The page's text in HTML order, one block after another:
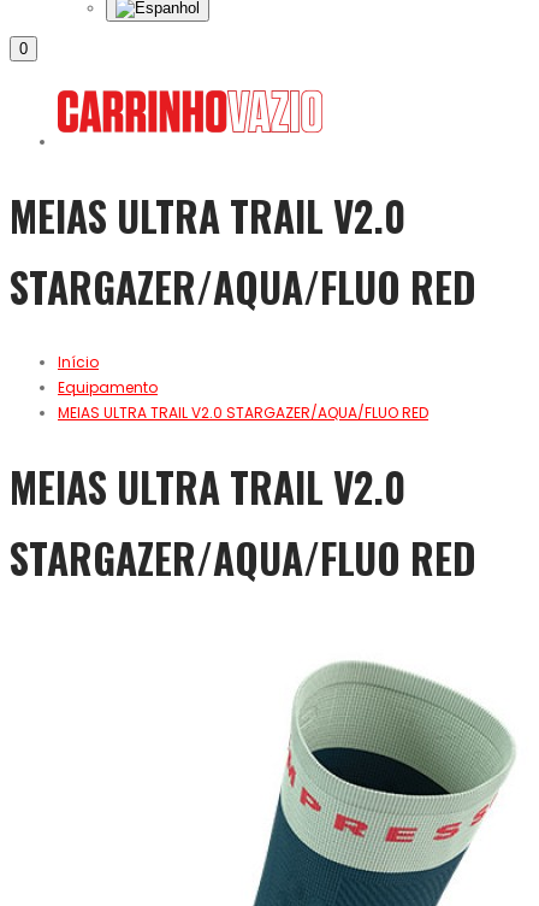
0
MEIAS ULTRA TRAIL V2.0
STARGAZER/AQUA/FLUO RED
Início
Equipamento
MEIAS ULTRA TRAIL V2.0 STARGAZER/AQUA/FLUO RED
MEIAS ULTRA TRAIL V2.0
STARGAZER/AQUA/FLUO RED